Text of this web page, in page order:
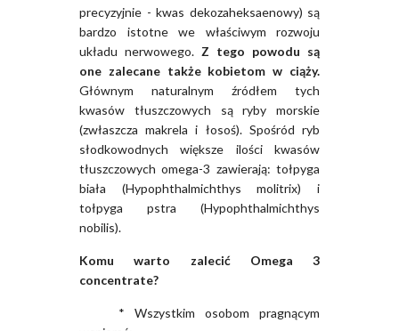
precyzyjnie - kwas dekozaheksaenowy) są
bardzo istotne we właściwym rozwoju
układu nerwowego. Z tego powodu są
one zalecane także kobietom w ciąży.
Głównym naturalnym źródłem tych
kwasów tłuszczowych są ryby morskie
(zwłaszcza makrela i łosoś). Spośród ryb
słodkowodnych większe ilości kwasów
tłuszczowych omega-3 zawierają: tołpyga
biała (Hypophthalmichthys molitrix) i
tołpyga pstra (Hypophthalmichthys
nobilis).
Komu warto zalecić Omega 3
concentrate?
* Wszystkim osobom pragnącym